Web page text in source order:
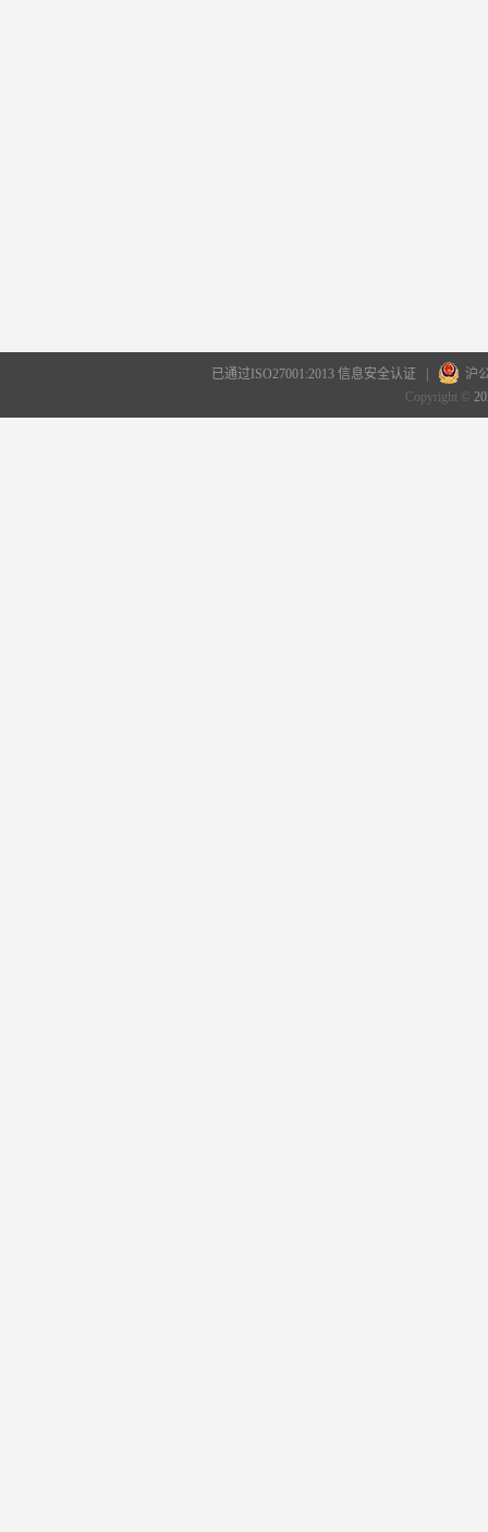
已通过ISO27001:2013 信息安全认证 |
沪
Copyright ©